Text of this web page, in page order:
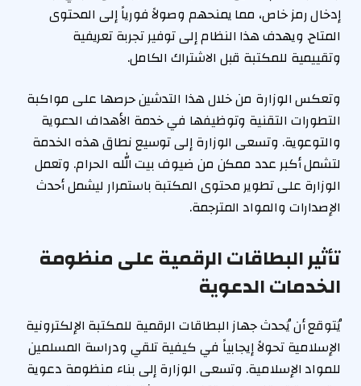
إدخال رمز خاص، مما يمنحهم وصولاً فورياً إلى المحتوى
المتاح. ويهدف هذا النظام إلى توفير تجربة تعريفية
وتقييمية للمكتبة قبل الاشتراك الكامل.
وتعكس الوزارة من خلال هذا التدشين حرصها على مواكبة
التطورات التقنية وتوظيفها في خدمة الأهداف الدعوية
والتوعوية. وتسعى الوزارة إلى توسيع نطاق هذه الخدمة
لتشمل أكبر عدد ممكن من ضيوف بيت الله الحرام. وتعمل
الوزارة على تطوير محتوى المكتبة باستمرار ليشمل أحدث
الإصدارات والمواد المترجمة.
تأثير البطاقات الرقمية على منظومة
الخدمات الدعوية
يُتوقع أن يُحدث جهاز البطاقات الرقمية للمكتبة الإلكترونية
الإسلامية تحولاً إيجابياً في كيفية تلقي ودراسة المسلمين
للمواد الإسلامية. وتسعى الوزارة إلى بناء منظومة دعوية